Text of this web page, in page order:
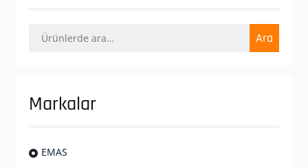
Ara: Ara
Markalar
EMAS